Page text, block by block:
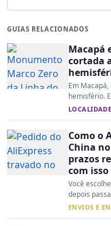
GUIAS RELACIONADOS
Macapá
cortada
Em
hemisfério.
Como o
China
prazos
com isso
Você
depois
ENVIOS E